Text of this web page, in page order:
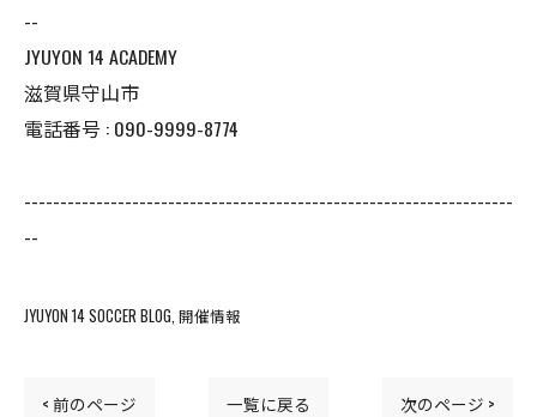
--
JYUYON 14 ACADEMY
滋賀県守山市
電話番号 : 090-9999-8774
--------------------------------------------------------------------
--
JYUYON 14 SOCCER BLOG 開催情報
< 前のページ 一覧に戻る 次のページ >